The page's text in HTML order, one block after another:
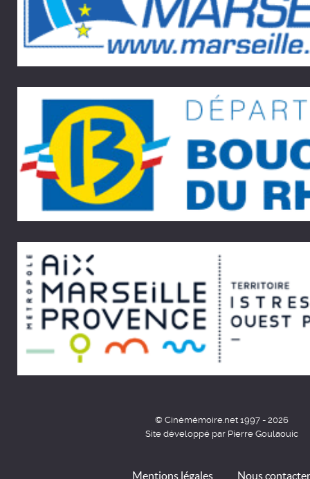
© Cinémémoire.net 1997 - 2026
Site développé par Pierre Goulaouic
Mentions légales Nous contacter